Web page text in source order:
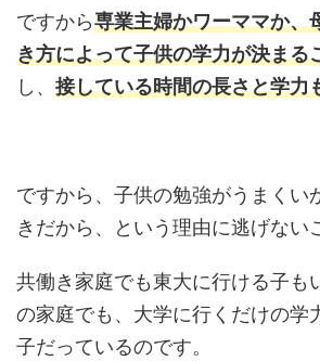
ですから専業主婦かワーママか、
き方によって子供の学力が決まる
し、 接している時間の長さと学力
ですから、子供の勉強がうまくい
きだから、という理由に逃げない
共働き家庭でも東大に行ける子も
の家庭でも、大学に行くだけの学
子だっているのです。